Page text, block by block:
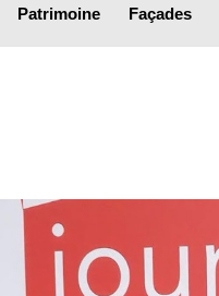
Patrimoine Façades